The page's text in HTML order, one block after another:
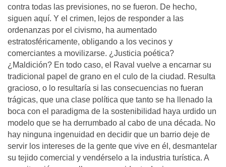
contra todas las previsiones, no se fueron. De hecho,
siguen aquí. Y el crimen, lejos de responder a las
ordenanzas por el civismo, ha aumentado
estratosféricamente, obligando a los vecinos y
comerciantes a movilizarse. ¿Justicia poética?
¿Maldición? En todo caso, el Raval vuelve a encarnar su
tradicional papel de grano en el culo de la ciudad. Resulta
gracioso, o lo resultaría si las consecuencias no fueran
trágicas, que una clase política que tanto se ha llenado la
boca con el paradigma de la sostenibilidad haya urdido un
modelo que se ha derrumbado al cabo de una década. No
hay ninguna ingenuidad en decidir que un barrio deje de
servir los intereses de la gente que vive en él, desmantelar
su tejido comercial y vendérselo a la industria turística. A